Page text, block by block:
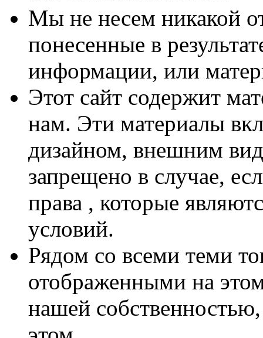
Мы не несем никакой
понесенные в
информации, или
Этот сайт содержит
нам. Эти материалы
дизайном, внешним
запрещено в случае,
права , которые
условий.
Рядом со всеми теми
отображенными на
нашей